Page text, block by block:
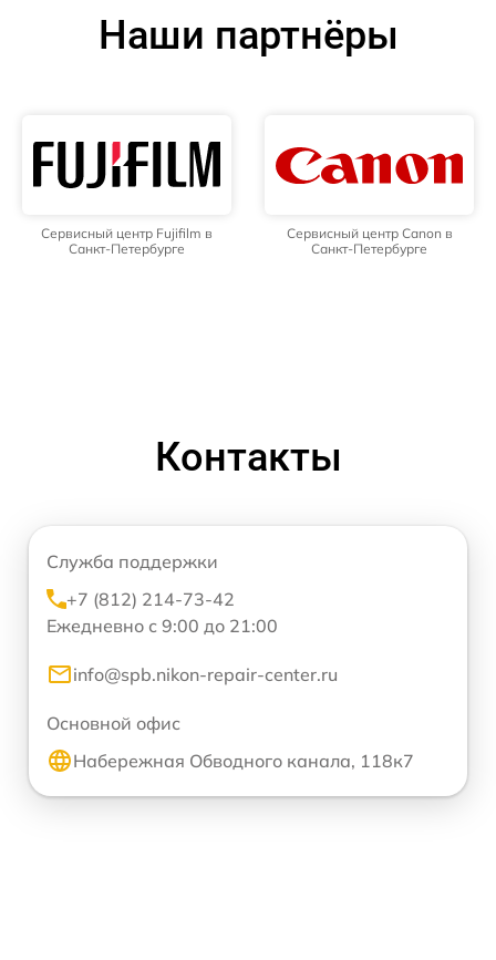
Наши партнёры
Сервисный центр Fujifilm в
Санкт-Петербурге
Сервисный центр Canon в
Санкт-Петербурге
Контакты
Служба поддержки
+7 (812) 214-73-42
Ежедневно с 9:00 до 21:00
info@spb.nikon-repair-center.ru
Основной офис
Набережная Обводного канала, 118к7